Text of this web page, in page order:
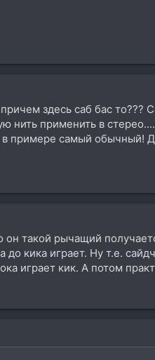
здесь саб бас то???
применить в
в примере самый обычный!
такой рычащий
кика играет. Ну т.е.
играет кик. А потом